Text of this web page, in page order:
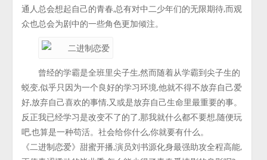
通人总会想起自己的青春,总有对中二少年们的无限期待,而观
众也总会为剧中的一些角色更加倾注。
曾经的学霸是全班里尖子生,然而随着从学霸到尖子生的
蜕变,似乎只因为一个良好的学习环境,他就不得不放弃自己爱
好,放弃自己喜欢的事情,又或是放弃自己生命里最重要的事。
反正我已经学习是改变不了的了,那我就什么都不要想,随便玩
吧,也算是一种苟活。社会给你什么,你就要有什么。
《二进制恋爱》甜蜜开播,演员刘书源化身最强助攻全程高能,